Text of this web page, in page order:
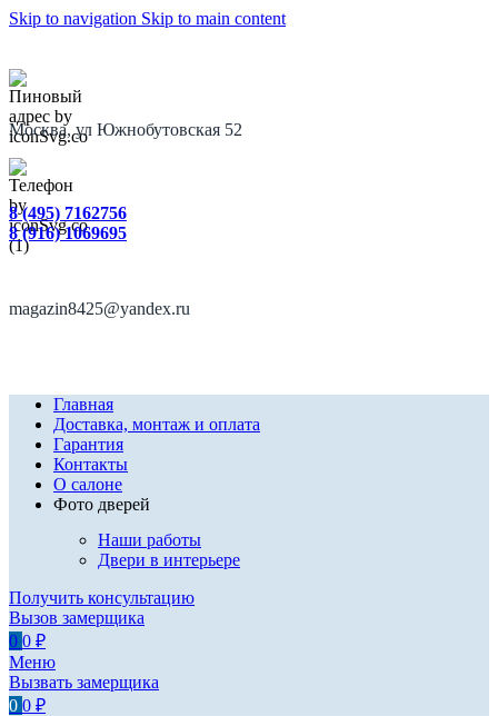
Skip to navigation Skip to main content
Москва, ул Южнобутовская 52
8 (495) 7162756
8 (916) 1069695
magazin8425@yandex.ru
Главная
Доставка, монтаж и оплата
Гарантия
Контакты
О салоне
Фото дверей
Наши работы
Двери в интерьере
Получить консультацию
Вызов замерщика
0 0 ₽
Меню
Вызвать замерщика
0 0 ₽